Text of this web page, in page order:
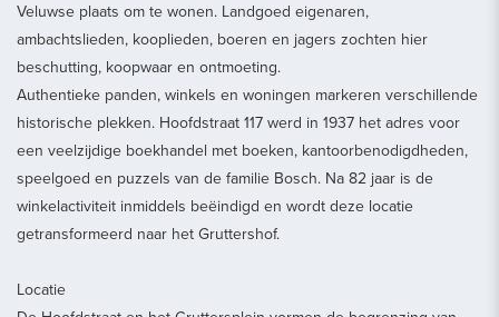
Veluwse plaats om te wonen. Landgoed eigenaren,
ambachtslieden, kooplieden, boeren en jagers zochten hier
beschutting, koopwaar en ontmoeting.
Authentieke panden, winkels en woningen markeren verschillende
historische plekken. Hoofdstraat 117 werd in 1937 het adres voor
een veelzijdige boekhandel met boeken, kantoorbenodigdheden,
speelgoed en puzzels van de familie Bosch. Na 82 jaar is de
winkelactiviteit inmiddels beëindigd en wordt deze locatie
getransformeerd naar het Gruttershof.
Locatie